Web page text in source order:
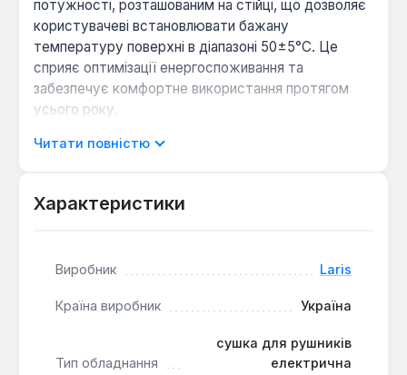
потужності, розташованим на стійці, що дозволяє
користувачеві встановлювати бажану
температуру поверхні в діапазоні 50±5°C. Це
сприяє оптимізації енергоспоживання та
забезпечує комфортне використання протягом
усього року.
круглі перемички (Ø18 мм, товщина 1.5 мм), що
забезпечує ефективне сушіння рушників та легкий
стандартної напруги 220 В з частотою струму 50
Читати повністю
Характеристики
Виробник Laris
Країна виробник Україна
Тип обладнання
сушка для рушників
електрична